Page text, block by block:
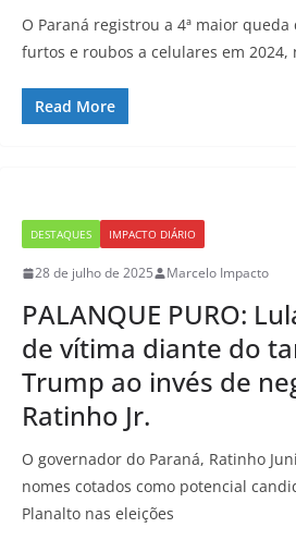
O Paraná registrou a 4ª maior
furtos e roubos a celulares em 2024,
Read More
DESTAQUES IMPACTO DIÁRIO
28 de julho de 2025 Marcelo Impacto
PALANQUE PURO:
de vítima diante do
Trump ao invés de
Ratinho Jr.
O governador do Paraná, Ratinho
nomes cotados como potencial
Planalto nas eleições